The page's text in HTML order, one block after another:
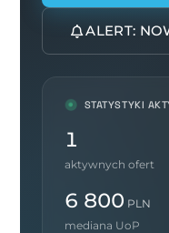
ALERT:
STATYSTYKI
1
aktywnych ofert
6 800 PLN
mediana UoP